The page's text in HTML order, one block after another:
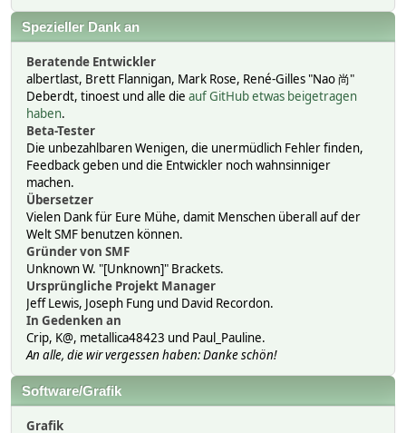
Spezieller Dank an
Beratende Entwickler
albertlast, Brett Flannigan, Mark Rose, René-Gilles "Nao 尚"
Deberdt, tinoest und alle die auf GitHub etwas beigetragen
haben.
Beta-Tester
Die unbezahlbaren Wenigen, die unermüdlich Fehler finden,
Feedback geben und die Entwickler noch wahnsinniger
machen.
Übersetzer
Vielen Dank für Eure Mühe, damit Menschen überall auf der
Welt SMF benutzen können.
Gründer von SMF
Unknown W. "[Unknown]" Brackets.
Ursprüngliche Projekt Manager
Jeff Lewis, Joseph Fung und David Recordon.
In Gedenken an
Crip, K@, metallica48423 und Paul_Pauline.
An alle, die wir vergessen haben: Danke schön!
Software/Grafik
Grafik